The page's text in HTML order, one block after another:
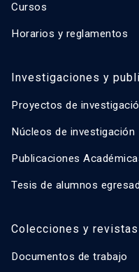
Cursos
Horarios y reglamentos
Investigaciones y
Proyectos de
Núcleos de investigación
Publicaciones
Tesis de alumnos
Colecciones y revistas
Documentos de trabajo